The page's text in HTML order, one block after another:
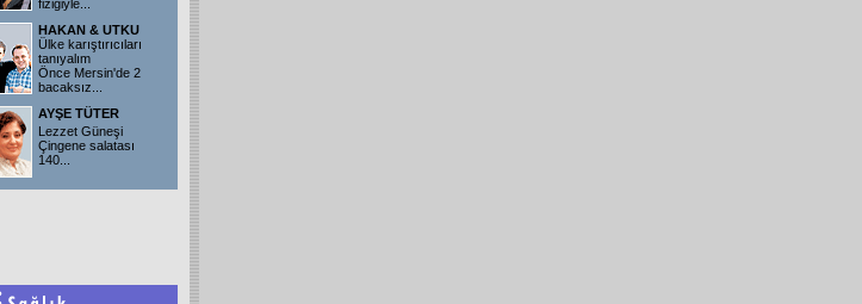
fiziğiyle
HAKAN & UTKU
Ülke karıştırıcıları
tanıyalım
Önce Mersin'de 2
bacaksız
AYŞE TÜTER
Lezzet Güneşi
Çingene salatası
140